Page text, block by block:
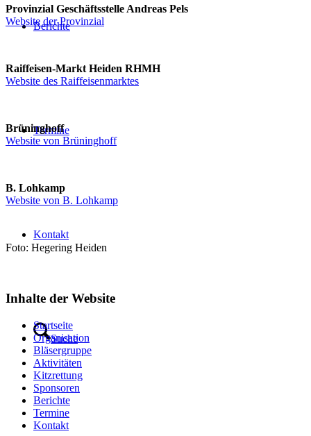
Berichte
Termine
Kontakt
Suche
Provinzial Geschäftsstelle Andreas Pels
Website der Provinzial
Raiffeisen-Markt Heiden RHMH
Website des Raiffeisenmarktes
Brüninghoff
Website von Brüninghoff
B. Lohkamp
Website von B. Lohkamp
Foto: Hegering Heiden
Inhalte der Website
Startseite
Organisation
Bläsergruppe
Aktivitäten
Kitzrettung
Sponsoren
Berichte
Termine
Kontakt